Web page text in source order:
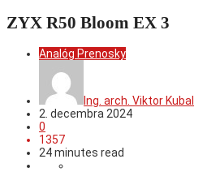
ZYX R50 Bloom EX 3
Analóg Prenosky
Ing. arch. Viktor Kubal
2. decembra 2024
0
1357
24 minutes read